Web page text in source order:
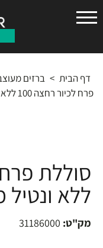
גרואה
דף הבית > ברזים
פרח לכיור רחצה 100 ללא ונטיל מסדרת מטריס
ללא
מק"ט: 31186000